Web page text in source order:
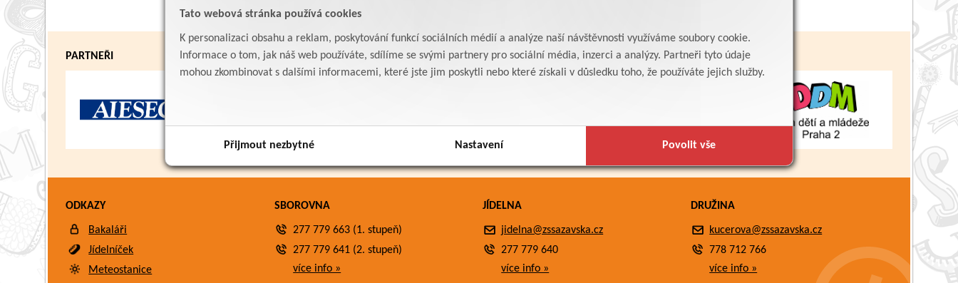
Tato webová stránka používá cookies
K personalizaci obsahu a reklam, poskytování funkcí sociálních médií a analýze naší návštěvnosti využíváme soubory cookie.
Informace o tom, jak náš web používáte, sdílíme se svými partnery pro sociální média, inzerci a analýzy. Partneři tyto údaje
mohou zkombinovat s dalšími informacemi, které jste jim poskytli nebo které získali v důsledku toho, že používáte jejich služby.
Přijmout nezbytné Nastavení Povolit vše
PARTNEŘI
ODKAZY
Bakaláři
Jídelníček
Meteostanice
SBOROVNA
277 779 663 (1. stupeň)
277 779 641 (2. stupeň)
více info »
JÍDELNA
jidelna@zssazavska.cz
277 779 640
více info »
DRUŽINA
kucerova@zssazavska.cz
778 712 766
více info »